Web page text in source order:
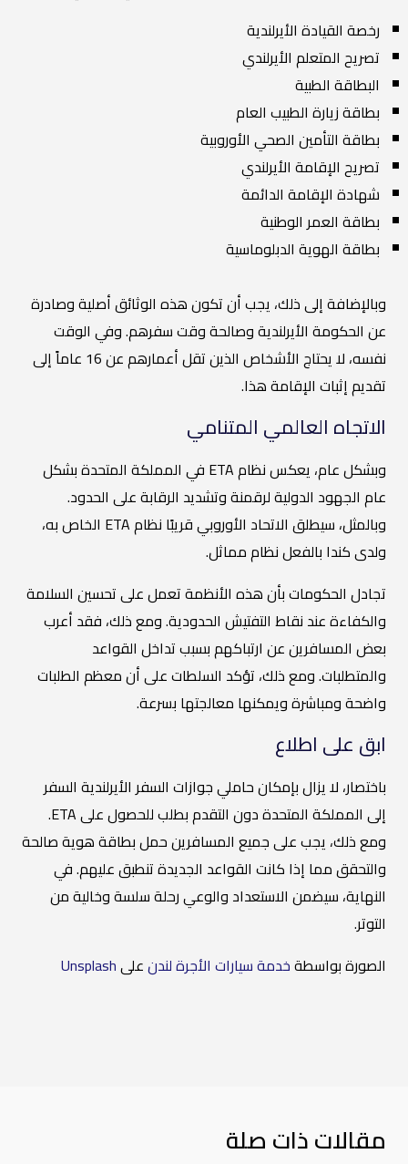
رخصة القيادة الأيرلندية
تصريح المتعلم الأيرلندي
البطاقة الطبية
بطاقة زيارة الطبيب العام
بطاقة التأمين الصحي الأوروبية
تصريح الإقامة الأيرلندي
شهادة الإقامة الدائمة
بطاقة العمر الوطنية
بطاقة الهوية الدبلوماسية
وبالإضافة إلى ذلك، يجب أن تكون هذه الوثائق أصلية وصادرة
عن الحكومة الأيرلندية وصالحة وقت سفرهم. وفي الوقت
نفسه، لا يحتاج الأشخاص الذين تقل أعمارهم عن 16 عاماً إلى
تقديم إثبات الإقامة هذا.
الاتجاه العالمي المتنامي
وبشكل عام، يعكس نظام ETA في المملكة المتحدة بشكل
عام الجهود الدولية لرقمنة وتشديد الرقابة على الحدود.
وبالمثل، سيطلق الاتحاد الأوروبي قريبًا نظام ETA الخاص به،
ولدى كندا بالفعل نظام مماثل.
تجادل الحكومات بأن هذه الأنظمة تعمل على تحسين السلامة
والكفاءة عند نقاط التفتيش الحدودية. ومع ذلك، فقد أعرب
بعض المسافرين عن ارتباكهم بسبب تداخل القواعد
والمتطلبات. ومع ذلك، تؤكد السلطات على أن معظم الطلبات
واضحة ومباشرة ويمكنها معالجتها بسرعة.
ابق على اطلاع
باختصار، لا يزال بإمكان حاملي جوازات السفر الأيرلندية السفر
إلى المملكة المتحدة دون التقدم بطلب للحصول على ETA.
ومع ذلك، يجب على جميع المسافرين حمل بطاقة هوية صالحة
والتحقق مما إذا كانت القواعد الجديدة تنطبق عليهم. في
النهاية، سيضمن الاستعداد والوعي رحلة سلسة وخالية من
التوتر.
الصورة بواسطةخدمة سيارات الأجرة لندنعلىUnsplash
مقالات ذات صلة